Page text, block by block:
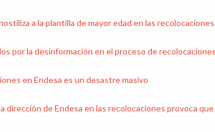
a la plantilla de mayor edad en las
por la desinformación en el proceso de
en Endesa es un desastre masivo
dirección de Endesa en las recolocaciones provoca